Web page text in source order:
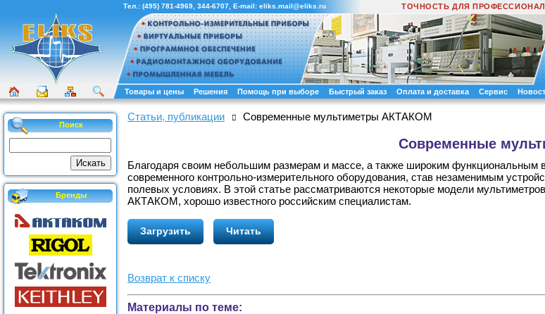
Тел.: (495) 781-4969 344-6707 , E-mail: eliks.mail@eliks.ru ТОЧНОСТЬ ДЛЯ
Товары и цены Решения Помощь при выборе Быстрый заказ Оплата и доставка Сервис
Поиск
Бренды
Статьи, публикации Современные мультиметры АКТАКОМ
Современные
Благодаря своим небольшим размерам и массе, а также широким функциональным
современного контрольно-измерительного оборудования, став незаменимым
полевых условиях. В этой статье рассматриваются некоторые модели
АКТАКОМ, хорошо известного российским специалистам.
Загрузить Читать
Возврат к списку
Материалы по теме: